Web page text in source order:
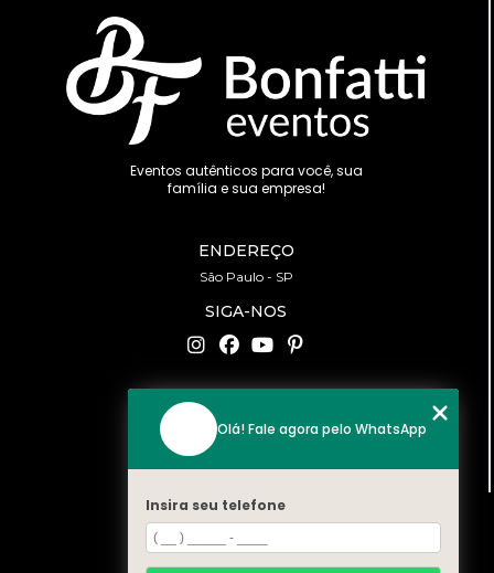
Eventos autênticos para você, sua
família e sua empresa!
ENDEREÇO
São Paulo - SP
SIGA-NOS
CONTATO
(11) 94519-2422
contato@bonfattieventos.com.br
MENU
HOME
Olá! Fale agora pelo WhatsApp
Insira seu telefone